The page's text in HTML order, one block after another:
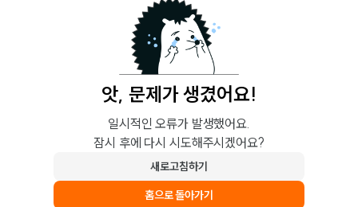
앗, 문제가 생겼어요!
일시적인 오류가 발생했어요.
잠시 후에 다시 시도해주시겠어요?
새로고침하기
홈으로 돌아가기